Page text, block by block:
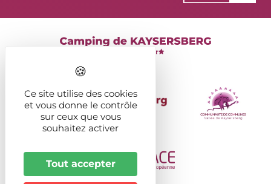
Ce site utilise des cookies
et vous donne le contrôle
sur ceux que vous
souhaitez activer
Tout accepter